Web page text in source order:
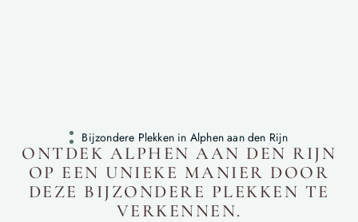
Bijzondere Plekken in Alphen aan den Rijn
ONTDEK ALPHEN AAN DEN RIJN
OP EEN UNIEKE MANIER DOOR
DEZE BIJZONDERE PLEKKEN TE
VERKENNEN.